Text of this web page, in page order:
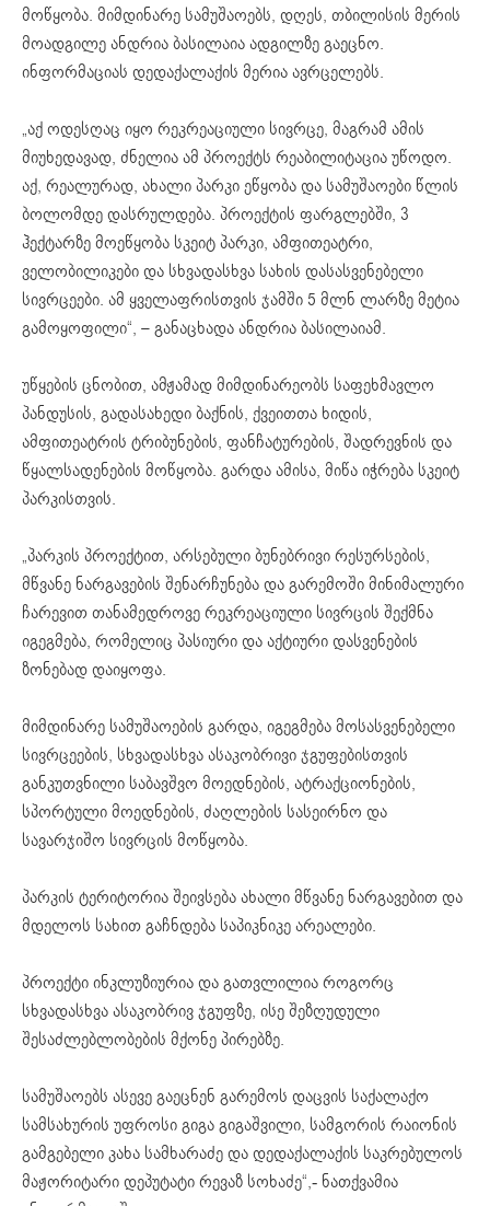
მოწყობა. მიმდინარე სამუშაოებს, დღეს, თბილისის მერის
მოადგილე ანდრია ბასილაია ადგილზე გაეცნო.
ინფორმაციას დედაქალაქის მერია ავრცელებს.
„აქ ოდესღაც იყო რეკრეაციული სივრცე, მაგრამ ამის
მიუხედავად, ძნელია ამ პროექტს რეაბილიტაცია უწოდო.
აქ, რეალურად, ახალი პარკი ეწყობა და სამუშაოები წლის
ბოლომდე დასრულდება. პროექტის ფარგლებში, 3
ჰექტარზე მოეწყობა სკეიტ პარკი, ამფითეატრი,
ველობილიკები და სხვადასხვა სახის დასასვენებელი
სივრცეები. ამ ყველაფრისთვის ჯამში 5 მლნ ლარზე მეტია
გამოყოფილი“, – განაცხადა ანდრია ბასილაიამ.
უწყების ცნობით, ამჟამად მიმდინარეობს საფეხმავლო
პანდუსის, გადასახედი ბაქნის, ქვეითთა ხიდის,
ამფითეატრის ტრიბუნების, ფანჩატურების, შადრევნის და
წყალსადენების მოწყობა. გარდა ამისა, მიწა იჭრება სკეიტ
პარკისთვის.
„პარკის პროექტით, არსებული ბუნებრივი რესურსების,
მწვანე ნარგავების შენარჩუნება და გარემოში მინიმალური
ჩარევით თანამედროვე რეკრეაციული სივრცის შექმნა
იგეგმება, რომელიც პასიური და აქტიური დასვენების
ზონებად დაიყოფა.
მიმდინარე სამუშაოების გარდა, იგეგმება მოსასვენებელი
სივრცეების, სხვადასხვა ასაკობრივი ჯგუფებისთვის
განკუთვნილი საბავშვო მოედნების, ატრაქციონების,
სპორტული მოედნების, ძაღლების სასეირნო და
სავარჯიშო სივრცის მოწყობა.
პარკის ტერიტორია შეივსება ახალი მწვანე ნარგავებით და
მდელოს სახით გაჩნდება საპიკნიკე არეალები.
პროექტი ინკლუზიურია და გათვლილია როგორც
სხვადასხვა ასაკობრივ ჯგუფზე, ისე შეზღუდული
შესაძლებლობების მქონე პირებზე.
სამუშაოებს ასევე გაეცნენ გარემოს დაცვის საქალაქო
სამსახურის უფროსი გიგა გიგაშვილი, სამგორის რაიონის
გამგებელი კახა სამხარაძე და დედაქალაქის საკრებულოს
მაჟორიტარი დეპუტატი რევაზ სოხაძე“,- ნათქვამია